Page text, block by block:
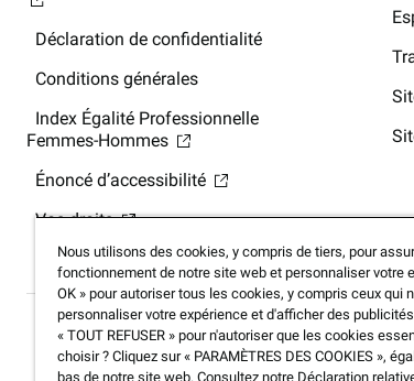
Déclaration de confidentialité
Conditions générales
Index Égalité Professionnelle
Femmes-Hommes
Énoncé d’accessibilité
Vos droits
Nous utilisons des cookies, y compris de tiers, pour
fonctionnement de notre site web et personnaliser votre
OK » pour autoriser tous les cookies, y compris ceux qui
personnaliser votre expérience et d'afficher des
« TOUT REFUSER » pour n'autoriser que les cookies
choisir ? Cliquez sur « PARAMÈTRES DES COOKIES »,
bas de notre site web. Consultez notre Déclaration